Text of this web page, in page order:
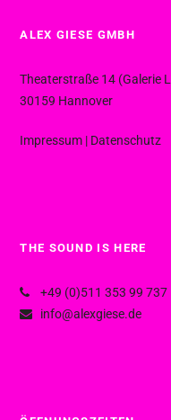
ALEX GIESE GMBH
Theaterstraße 14 (Galerie
30159 Hannover
Impressum | Datenschutz
THE SOUND IS HERE
+49 (0)511 353 99 737
info@alexgiese.de